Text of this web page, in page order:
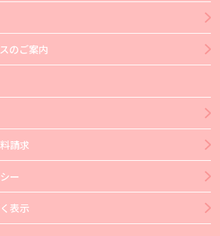
のご案内
請求
ー
表示